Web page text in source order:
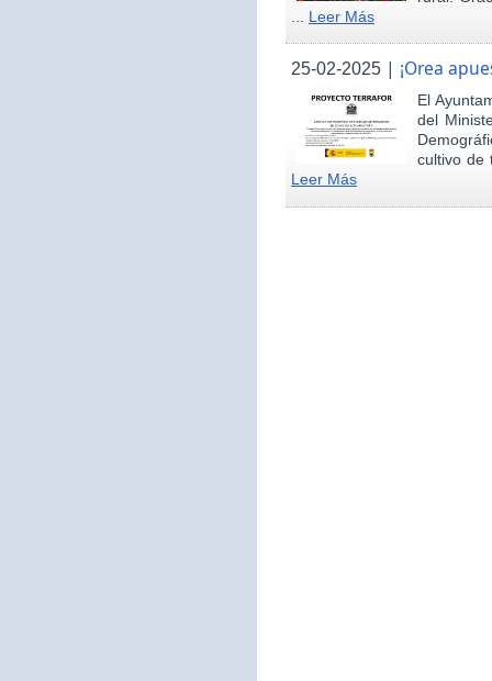
... Leer Más
25-02-2025 | ¡Orea
El
del
cultivo de
Leer Más